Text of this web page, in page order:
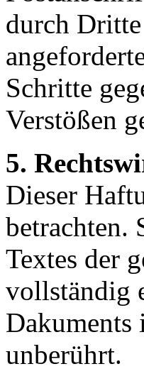
durch
Schritte
Verstößen
5.
Dieser
betrachten.
Textes der
vollständig
unberührt.